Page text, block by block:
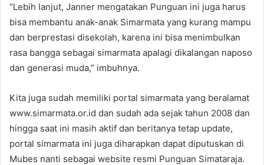
“Lebih lanjut, Janner mengatakan Punguan ini juga harus
bisa membantu anak-anak Simarmata yang kurang mampu
dan berprestasi disekolah, karena ini bisa menimbulkan
rasa bangga sebagai simarmata apalagi dikalangan naposo
dan generasi muda,” imbuhnya.
Kita juga sudah memiliki portal simarmata yang beralamat
www.simarmata.or.id dan sudah ada sejak tahun 2008 dan
hingga saat ini masih aktif dan beritanya tetap update,
portal simarmata ini juga diharapkan dapat diputuskan di
Mubes nanti sebagai website resmi Punguan Simataraja.